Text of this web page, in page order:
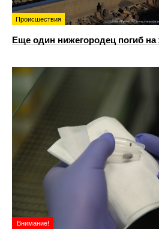
Происшествия
Еще один нижегородец погиб на
Внимание!